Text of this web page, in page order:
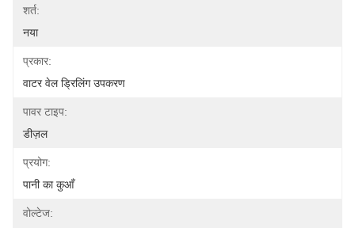
शर्त:
नया
प्रकार:
वाटर वेल ड्रिलिंग उपकरण
पावर टाइप:
डीज़ल
प्रयोग:
पानी का कुआँ
वोल्टेज: